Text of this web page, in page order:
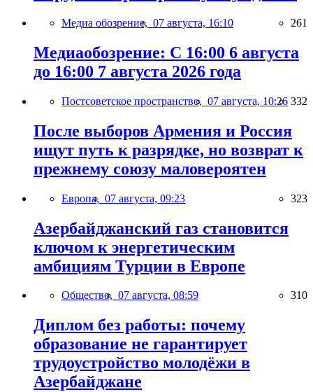
Медиа обозрение, 07 августа, 16:10 261
Медиаобозрение: С 16:00 6 августа
до 16:00 7 августа 2026 года
Постсоветское пространство, 07 августа, 10:26 332
После выборов Армения и Россия
ищут путь к разрядке, но возврат к
прежнему союзу маловероятен
Европа, 07 августа, 09:23 323
Азербайджанский газ становится
ключом к энергетическим
амбициям Турции в Европе
Общество, 07 августа, 08:59 310
Диплом без работы: почему
образование не гарантирует
трудоустройство молодёжи в
Азербайджане